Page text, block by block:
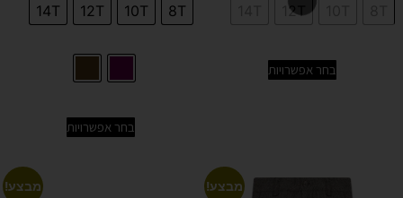
12T
בחר אפשרויות
8T
10T
12T
14T
בחר אפשרויות
מבצע! מבצע!